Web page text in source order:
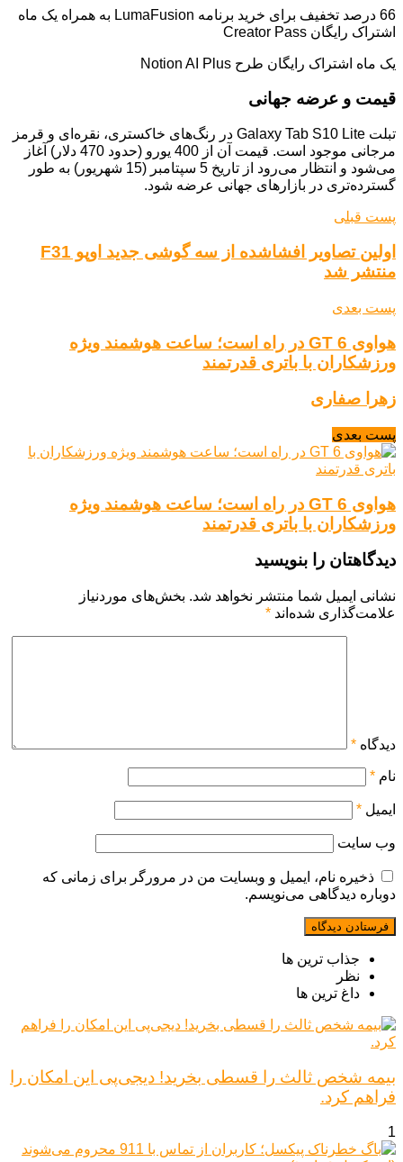
66 درصد تخفیف برای خرید برنامه LumaFusion به همراه یک ماه
اشتراک رایگان Creator Pass
یک ماه اشتراک رایگان طرح Notion AI Plus
قیمت و عرضه جهانی
تبلت Galaxy Tab S10 Lite در رنگ‌های خاکستری، نقره‌ای و قرمز
مرجانی موجود است. قیمت آن از 400 یورو (حدود 470 دلار) آغاز
می‌شود و انتظار می‌رود از تاریخ 5 سپتامبر (15 شهریور) به طور
گسترده‌تری در بازارهای جهانی عرضه شود.
پست قبلی
اولین تصاویر افشاشده از سه گوشی جدید اوپو F31
منتشر شد
پست بعدی
هواوی GT 6 در راه است؛ ساعت هوشمند ویژه
ورزشکاران با باتری قدرتمند
زهرا صفاری
پست بعدی
هواوی GT 6 در راه است؛ ساعت هوشمند ویژه
ورزشکاران با باتری قدرتمند
دیدگاهتان را بنویسید
نشانی ایمیل شما منتشر نخواهد شد. بخش‌های موردنیاز
علامت‌گذاری شده‌اند *
دیدگاه *
نام *
ایمیل *
وب‌ سایت
ذخیره نام، ایمیل و وبسایت من در مرورگر برای زمانی که
دوباره دیدگاهی می‌نویسم.
جذاب ترین ها
نظر
داغ ترین ها
بیمه شخص ثالث را قسطی بخرید! دیجی‌پی این امکان را
فراهم کرد.
1